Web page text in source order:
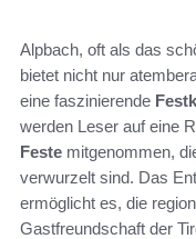
Alpbach, oft als das
bietet nicht nur
eine faszinierende
werden Leser auf eine
Feste mitgenommen,
verwurzelt sind. Das
ermöglicht es, die
Gastfreundschaft der